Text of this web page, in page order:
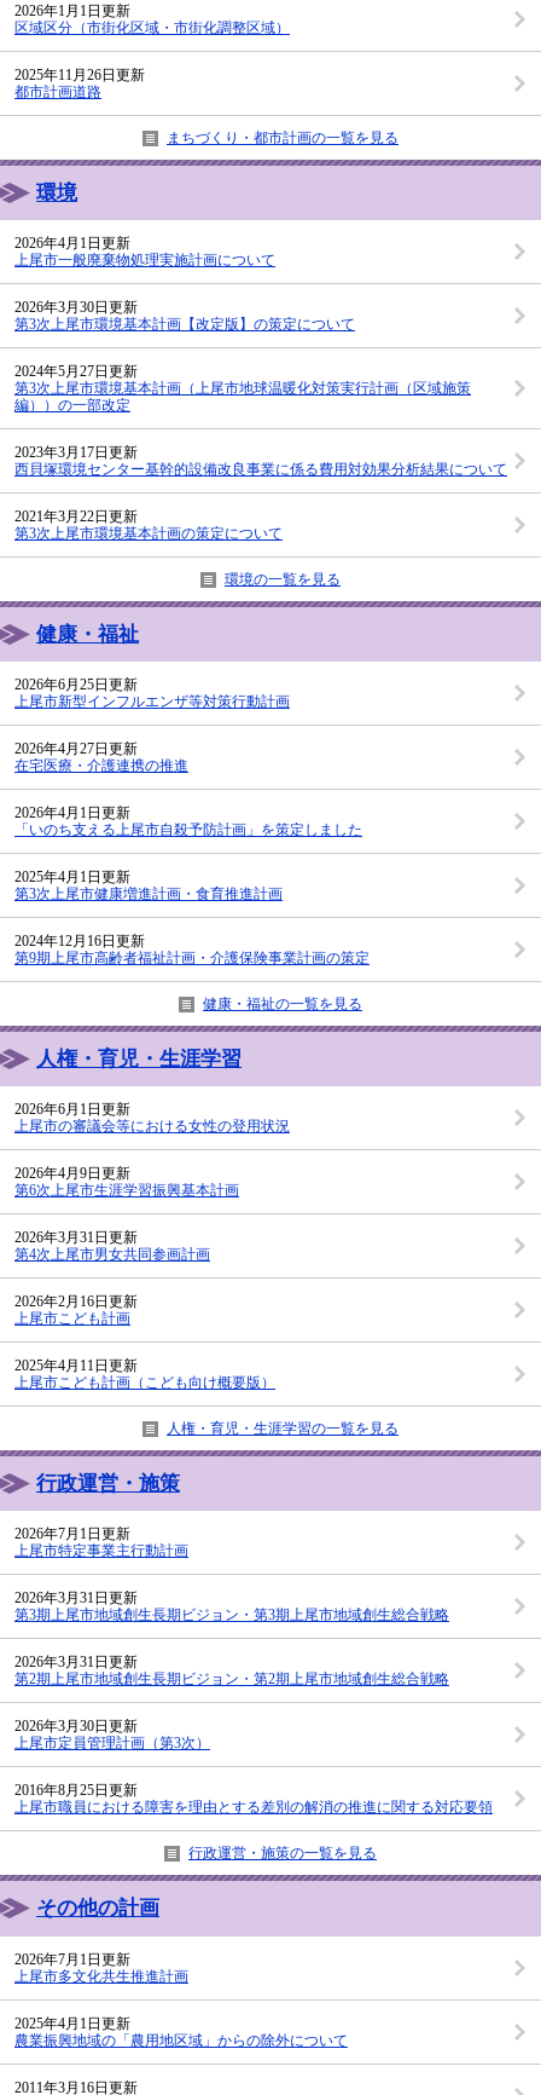
2026年1月1日更新
区域区分（市街化区域・市街化調整区域）
2025年11月26日更新
都市計画道路
まちづくり・都市計画の一覧を見る
環境
2026年4月1日更新
上尾市一般廃棄物処理実施計画について
2026年3月30日更新
第3次上尾市環境基本計画【改定版】の策定について
2024年5月27日更新
第3次上尾市環境基本計画（上尾市地球温暖化対策実行計画（区域施策
編））の一部改定
2023年3月17日更新
西貝塚環境センター基幹的設備改良事業に係る費用対効果分析結果について
2021年3月22日更新
第3次上尾市環境基本計画の策定について
環境の一覧を見る
健康・福祉
2026年6月25日更新
上尾市新型インフルエンザ等対策行動計画
2026年4月27日更新
在宅医療・介護連携の推進
2026年4月1日更新
「いのち支える上尾市自殺予防計画」を策定しました
2025年4月1日更新
第3次上尾市健康増進計画・食育推進計画
2024年12月16日更新
第9期上尾市高齢者福祉計画・介護保険事業計画の策定
健康・福祉の一覧を見る
人権・育児・生涯学習
2026年6月1日更新
上尾市の審議会等における女性の登用状況
2026年4月9日更新
第6次上尾市生涯学習振興基本計画
2026年3月31日更新
第4次上尾市男女共同参画計画
2026年2月16日更新
上尾市こども計画
2025年4月11日更新
上尾市こども計画（こども向け概要版）
人権・育児・生涯学習の一覧を見る
行政運営・施策
2026年7月1日更新
上尾市特定事業主行動計画
2026年3月31日更新
第3期上尾市地域創生長期ビジョン・第3期上尾市地域創生総合戦略
2026年3月31日更新
第2期上尾市地域創生長期ビジョン・第2期上尾市地域創生総合戦略
2026年3月30日更新
上尾市定員管理計画（第3次）
2016年8月25日更新
上尾市職員における障害を理由とする差別の解消の推進に関する対応要領
行政運営・施策の一覧を見る
その他の計画
2026年7月1日更新
上尾市多文化共生推進計画
2025年4月1日更新
農業振興地域の「農用地区域」からの除外について
2011年3月16日更新